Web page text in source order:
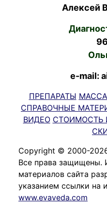
Алексей
e-mail:
ПРЕПАРАТЫ
СПРАВОЧНЫЕ
ВИДЕО СТОИМОСТЬ
Copyright © 2000-
Все права защищены.
материалов сайта
указанием ссылки на
www.evaveda.com